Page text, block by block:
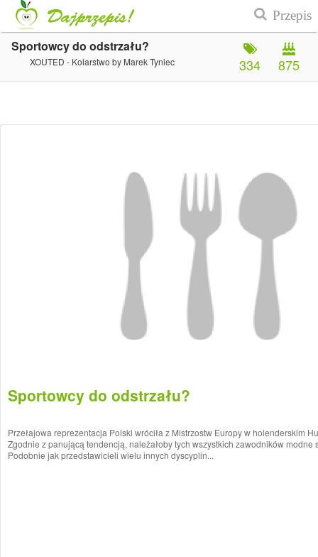
Sportowcy do odstrzału?
XOUTED - Kolarstwo by Marek Tyniec 875
334
Sportowcy do odstrzału?
Przełajowa reprezentacja Polski wróciła z Mistrzostw Europy w holenderskim
Zgodnie z panującą tendencją, należałoby tych wszystkich zawodników modne
Podobnie jak przedstawicieli wielu innych dyscyplin...